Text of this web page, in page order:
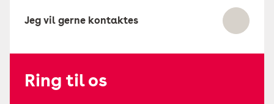
Jeg vil gerne kontaktes
Ring til os